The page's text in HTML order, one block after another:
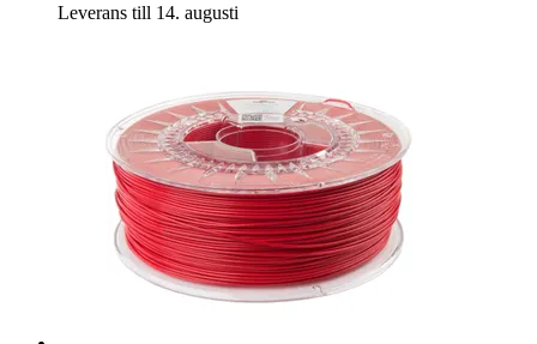
Leverans till 14. augusti